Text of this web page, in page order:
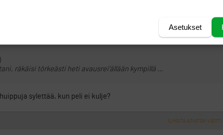
ILMOITA ASIATON VIESTI
räkäisi törkeästi heti avausrei’ällään kympillä …
sylettää, kun peli ei kulje?
ILMOITA ASIATON VIESTI
Asetukset